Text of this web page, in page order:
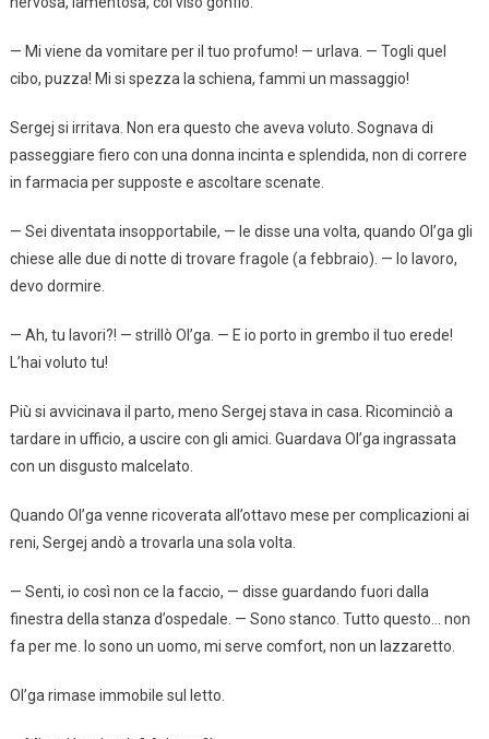
— Mi viene da vomitare per il tuo profumo! — urlava. — Togli quel
cibo, puzza! Mi si spezza la schiena, fammi un massaggio!
Sergej si irritava. Non era questo che aveva voluto. Sognava di
passeggiare fiero con una donna incinta e splendida, non di correre
in farmacia per supposte e ascoltare scenate.
— Sei diventata insopportabile, — le disse una volta, quando Ol’ga gli
chiese alle due di notte di trovare fragole (a febbraio). — Io lavoro,
devo dormire.
— Ah, tu lavori?! — strillò Ol’ga. — E io porto in grembo il tuo erede!
L’hai voluto tu!
Più si avvicinava il parto, meno Sergej stava in casa. Ricominciò a
tardare in ufficio, a uscire con gli amici. Guardava Ol’ga ingrassata
con un disgusto malcelato.
Quando Ol’ga venne ricoverata all’ottavo mese per complicazioni ai
reni, Sergej andò a trovarla una sola volta.
— Senti, io così non ce la faccio, — disse guardando fuori dalla
finestra della stanza d’ospedale. — Sono stanco. Tutto questo… non
fa per me. Io sono un uomo, mi serve comfort, non un lazzaretto.
Ol’ga rimase immobile sul letto.